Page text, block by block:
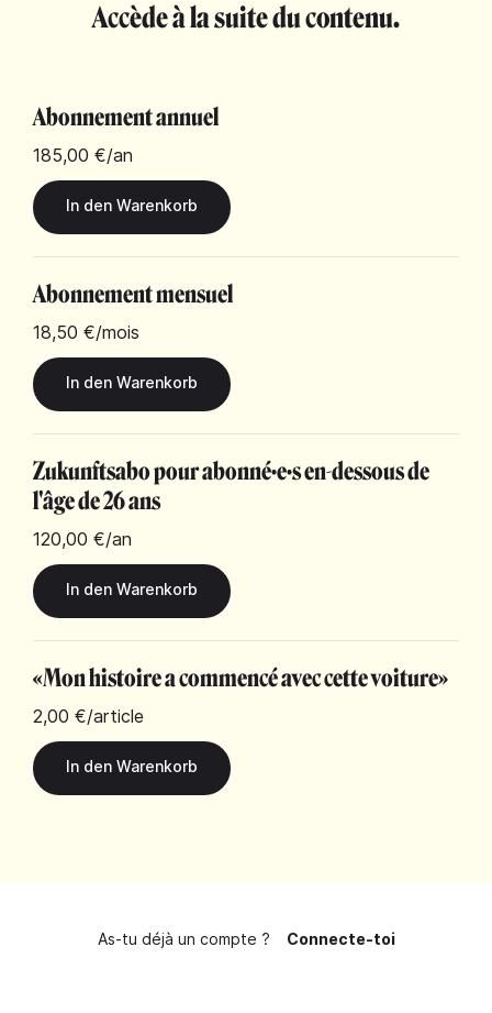
Accède à la suite du contenu.
Abonnement annuel
185,00 €/an
Abonnement mensuel
18,50 €/mois
Zukunftsabo pour abonné·e·s en-dessous de
l'âge de 26 ans
120,00 €/an
«Mon histoire a commencé avec cette voiture»
2,00 €/article
As-tu déjà un compte ? Connecte-toi